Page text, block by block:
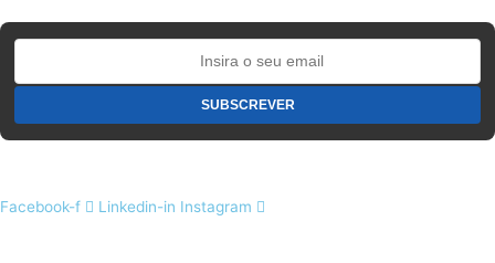
Facebook-f Linkedin-in Instagram